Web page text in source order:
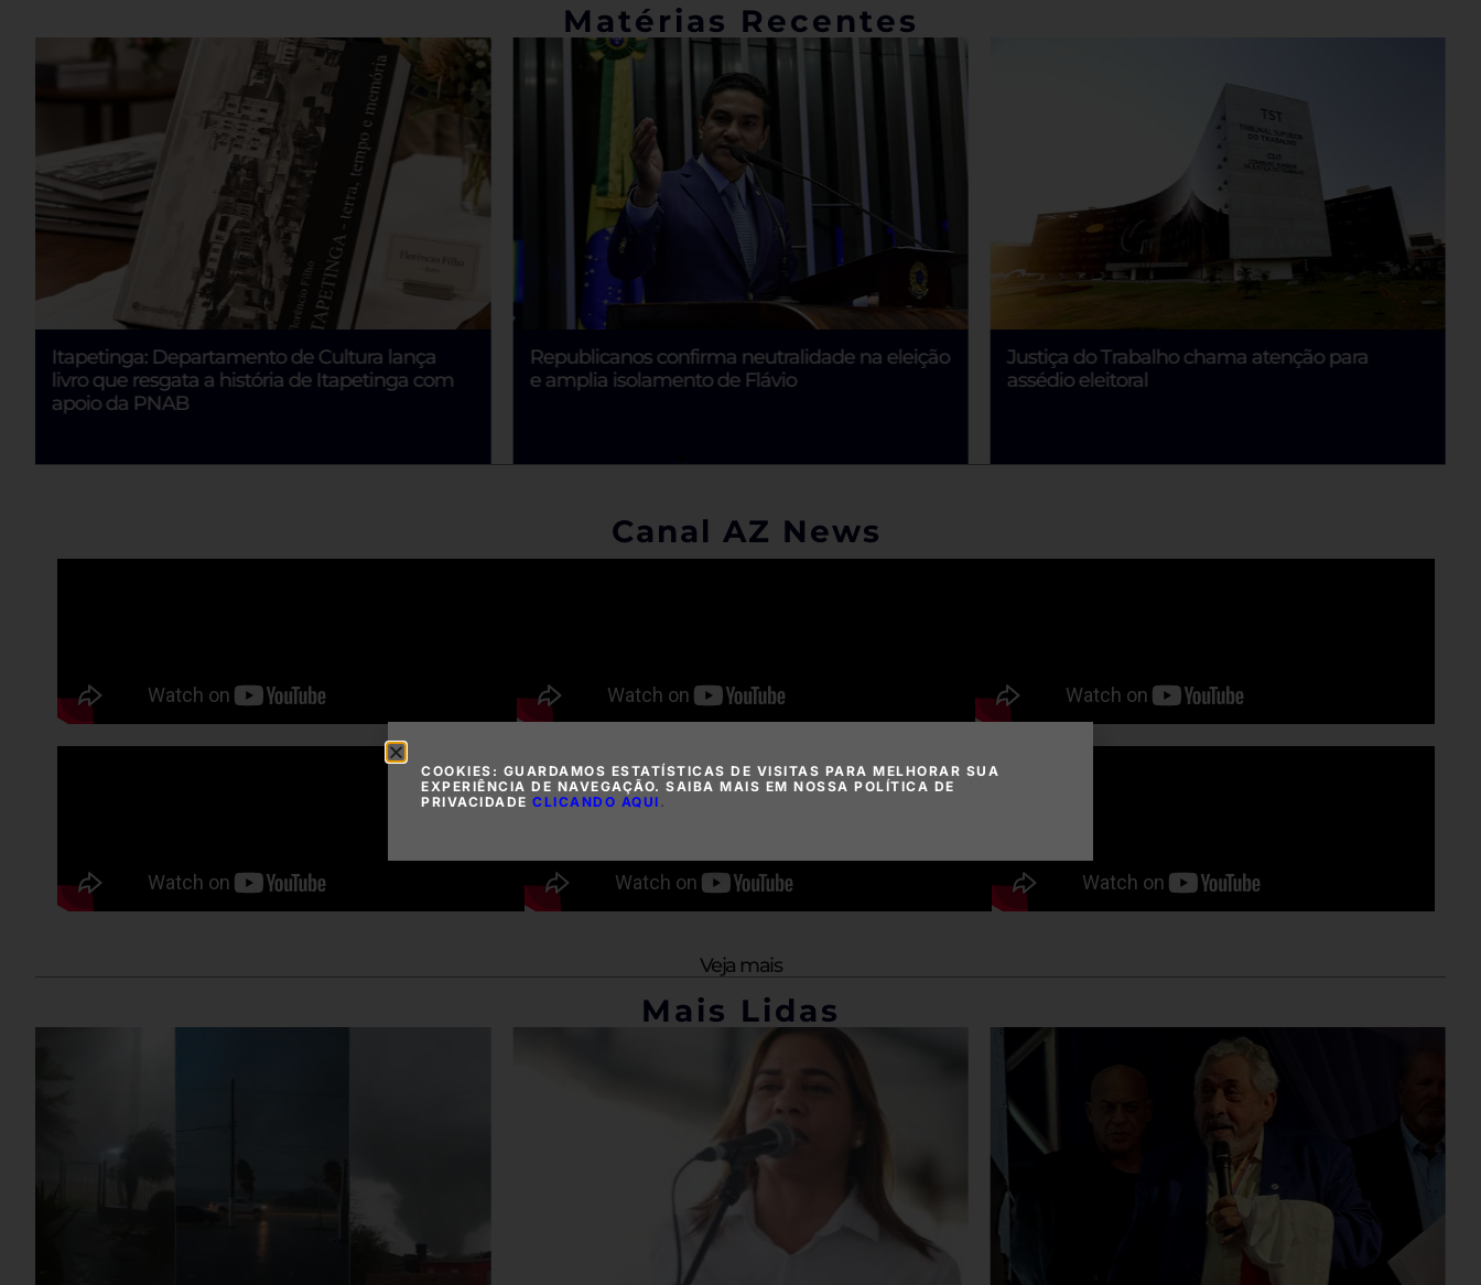
Matérias Recentes
Republicanos confirma neutralidade na eleição
e amplia isolamento de Flávio
Justiça do Trabalho chama atenção para
assédio eleitoral
Vigilância Sanitária apreende mais de mil
barras de chocolate e mais de 3 mil bebidas
Canal AZ News
Veja mais
Mais Lidas
COOKIES: GUARDAMOS ESTATÍSTICAS DE VISITAS PARA MELHORAR SUA
EXPERIÊNCIA DE NAVEGAÇÃO. SAIBA MAIS EM NOSSA POLÍTICA DE
PRIVACIDADE CLICANDO AQUI .